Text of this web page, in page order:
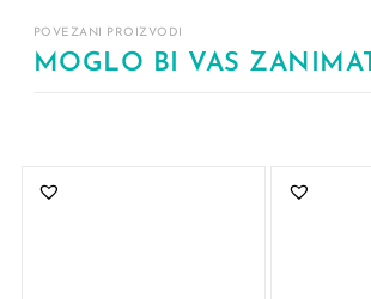
POVEZANI PROIZVODI
MOGLO BI VAS